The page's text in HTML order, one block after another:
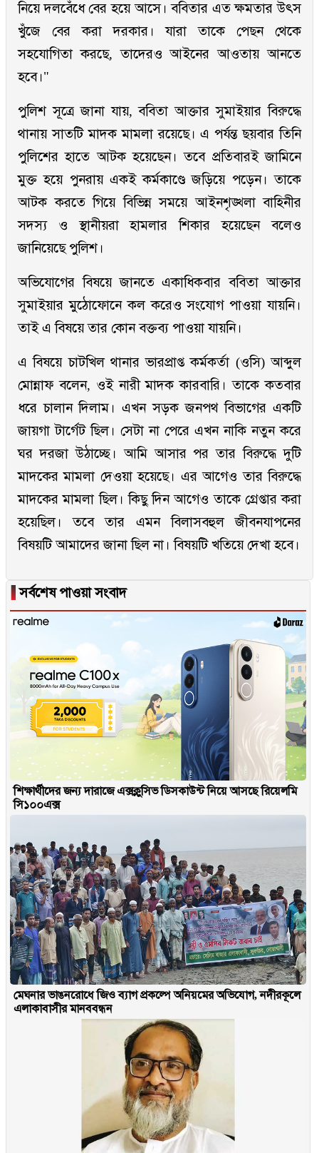
নিয়ে দলবেঁধে বের হয়ে আসে। ববিতার এত ক্ষমতার উৎস
খুঁজে বের করা দরকার। যারা তাকে পেছন থেকে
সহযোগিতা করছে, তাদেরও আইনের আওতায় আনতে
হবে।"
পুলিশ সূত্রে জানা যায়, ববিতা আক্তার সুমাইয়ার বিরুদ্ধে
থানায় সাতটি মাদক মামলা রয়েছে। এ পর্যন্ত ছয়বার তিনি
পুলিশের হাতে আটক হয়েছেন। তবে প্রতিবারই জামিনে
মুক্ত হয়ে পুনরায় একই কর্মকাণ্ডে জড়িয়ে পড়েন। তাকে
আটক করতে গিয়ে বিভিন্ন সময়ে আইনশৃঙ্খলা বাহিনীর
সদস্য ও স্থানীয়রা হামলার শিকার হয়েছেন বলেও
জানিয়েছে পুলিশ।
অভিযোগের বিষয়ে জানতে একাধিকবার ববিতা আক্তার
সুমাইয়ার মুঠোফোনে কল করেও সংযোগ পাওয়া যায়নি।
তাই এ বিষয়ে তার কোন বক্তব্য পাওয়া যায়নি।
এ বিষয়ে চাটখিল থানার ভারপ্রাপ্ত কর্মকর্তা (ওসি) আব্দুল
মোন্নাফ বলেন, ওই নারী মাদক কারবারি। তাকে কতবার
ধরে চালান দিলাম। এখন সড়ক জনপথ বিভাগের একটি
জায়গা টার্গেট ছিল। সেটা না পেরে এখন নাকি নতুন করে
ঘর দরজা উঠাচ্ছে। আমি আসার পর তার বিরুদ্ধে দুটি
মাদকের মামলা দেওয়া হয়েছে। এর আগেও তার বিরুদ্ধে
মাদকের মামলা ছিল। কিছু দিন আগেও তাকে গ্রেপ্তার করা
হয়েছিল। তবে তার এমন বিলাসবহুল জীবনযাপনের
বিষয়টি আমাদের জানা ছিল না। বিষয়টি খতিয়ে দেখা হবে।
▐সর্বশেষ পাওয়া সংবাদ
শিক্ষার্থীদের জন্য দারাজে এক্সক্লুসিভ ডিসকাউন্ট নিয়ে আসছে রিয়েলমি
সি১০০এক্স
মেঘনার ভাঙনরোধে জিও ব্যাগ প্রকল্পে অনিয়মের অভিযোগ, নদীরকূলে
এলাকাবাসীর মানববন্ধন